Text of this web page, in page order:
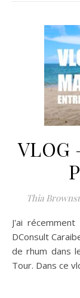
VLOG
Thia
J'ai récemment été invitée en Martinique par la société
DConsult
de rhum dans
Tour. Dans ce